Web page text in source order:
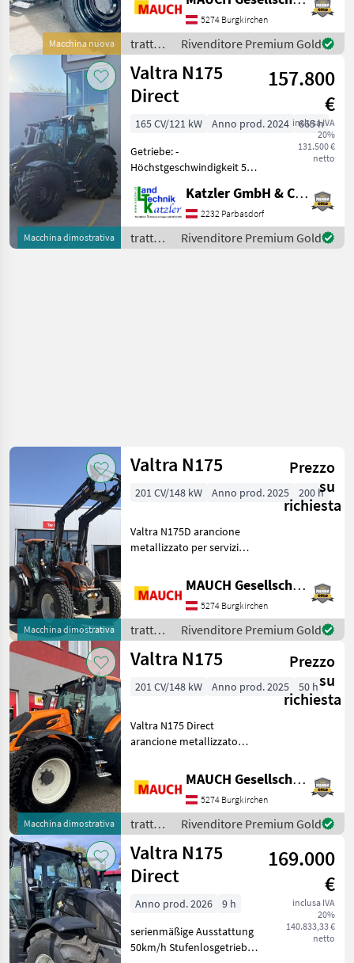
Macchina nuova
sottoscocca in acciaio -
Preriscaldamento motore -
Assale
5274 Burgkirchen
trattori
/ Valtra
Rivenditore Premium Gold
Macchina dimostrativa
Valtra N175
Direct
157.800
€
inclusa IVA
20%
131.500 €
netto
165 CV/121 kW Anno prod. 2024
665 h
Getriebe: -
Höchstgeschwindigkeit 50
Zapfwelle 540/540E/1000
U/min Rahmen: -
Motorvorwärmung -
Industrievorderachse 4WD
Katzler GmbH & Co.KG.
2232 Parbasdorf
trattori
/ Valtra
Rivenditore Premium Gold
Macchina dimostrativa
Valtra N175
Prezzo
su
richiesta
201 CV/148 kW Anno prod. 2025 200 h
Valtra N175D arancione
metallizzato per servizi
Caricatore frontale Hydrac
AL 2300 Vitec AutoLock -
Bloccaggio idraulico degli
attrezzi Hydr
MAUCH Gesellschaft m.b.H. & Co.KG
5274 Burgkirchen
trattori
/ Valtra
Rivenditore Premium Gold
Macchina dimostrativa
Valtra N175
Prezzo
su
richiesta
201 CV/148 kW Anno prod. 2025 50 h
Valtra N175 Direct
arancione metallizzato
comunale Hydrac Kombi -
Bloccaggio dell'asse
anteriore Hydrac -
Preriscaldamento del
motore - Cassetta
MAUCH Gesellschaft m.b.H. & Co.KG
5274 Burgkirchen
trattori
/ Valtra
Rivenditore Premium Gold
Valtra N175
Direct
169.000
€
inclusa IVA
20%
140.833,33 €
netto
Anno prod. 2026
9 h
serienmäßige Ausstattung
50km/h Stufenlosgetriebe